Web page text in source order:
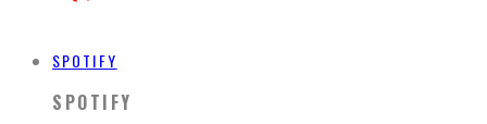
SPOTIFY
SPOTIFY